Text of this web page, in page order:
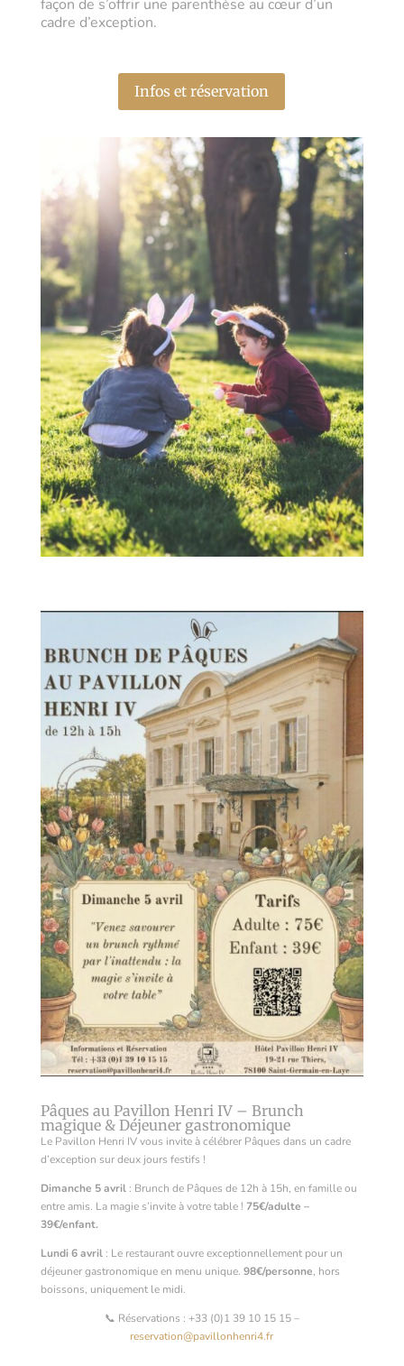
façon de s’offrir une parenthèse au cœur d’un
cadre d’exception.
Infos et réservation
Pâques au Pavillon Henri IV – Brunch
magique & Déjeuner gastronomique
Le Pavillon Henri IV vous invite à célébrer Pâques dans un cadre
d’exception sur deux jours festifs !
Dimanche 5 avril: Brunch de Pâques de 12h à 15h, en famille ou
entre amis. La magie s’invite à votre table ! 75€/adulte –
39€/enfant.
Lundi 6 avril: Le restaurant ouvre exceptionnellement pour un
déjeuner gastronomique en menu unique. 98€/personne, hors
boissons, uniquement le midi.
📞 Réservations : +33 (0)1 39 10 15 15 –
reservation@pavillonhenri4.fr